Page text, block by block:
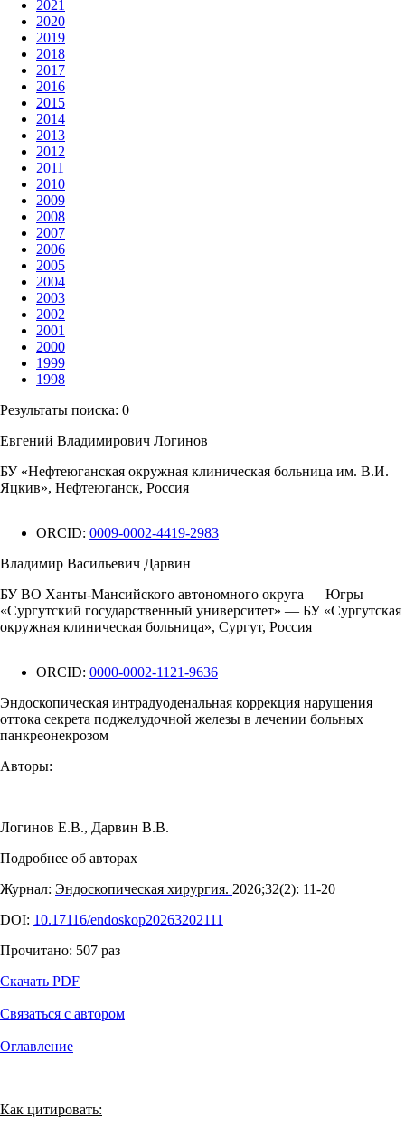
2021
2020
2019
2018
2017
2016
2015
2014
2013
2012
2011
2010
2009
2008
2007
2006
2005
2004
2003
2002
2001
2000
1999
1998
Результаты поиска: 0
Евгений Владимирович Логинов
БУ «Нефтеюганская окружная клиническая больница им. В.И.
Яцкив», Нефтеюганск, Россия
ORCID: 0009-0002-4419-2983
Владимир Васильевич Дарвин
БУ ВО Ханты-Мансийского автономного округа — Югры
«Сургутский государственный университет» — БУ «Сургутская
окружная клиническая больница», Сургут, Россия
ORCID: 0000-0002-1121-9636
Эндоскопическая интрадуоденальная коррекция нарушения
оттока секрета поджелудочной железы в лечении больных
панкреонекрозом
Авторы:
Логинов Е.В., Дарвин В.В.
Подробнее об авторах
Журнал: Эндоскопическая хирургия. 2026;32(2): 11‑20
DOI: 10.17116/endoskop20263202111
Прочитано: 507 раз
Скачать PDF
Связаться с автором
Оглавление
Как цитировать: